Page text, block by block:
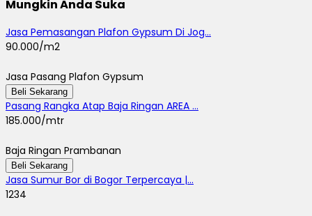
Mungkin Anda Suka
Jasa Pemasangan Plafon Gypsum Di Jog...
90.000/m2
Jasa Pasang Plafon Gypsum
Beli Sekarang
Pasang Rangka Atap Baja Ringan AREA ...
185.000/mtr
Baja Ringan Prambanan
Beli Sekarang
Jasa Sumur Bor di Bogor Terpercaya |...
1234